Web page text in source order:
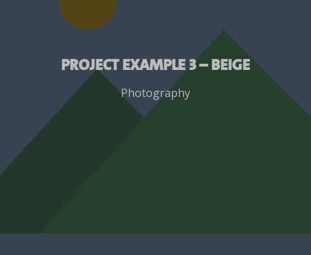
Project Example 3 – Beige
Photography